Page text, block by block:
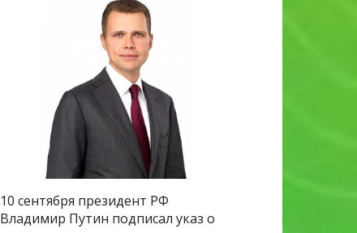
10 сентября президент РФ
Владимир Путин подписал указ о